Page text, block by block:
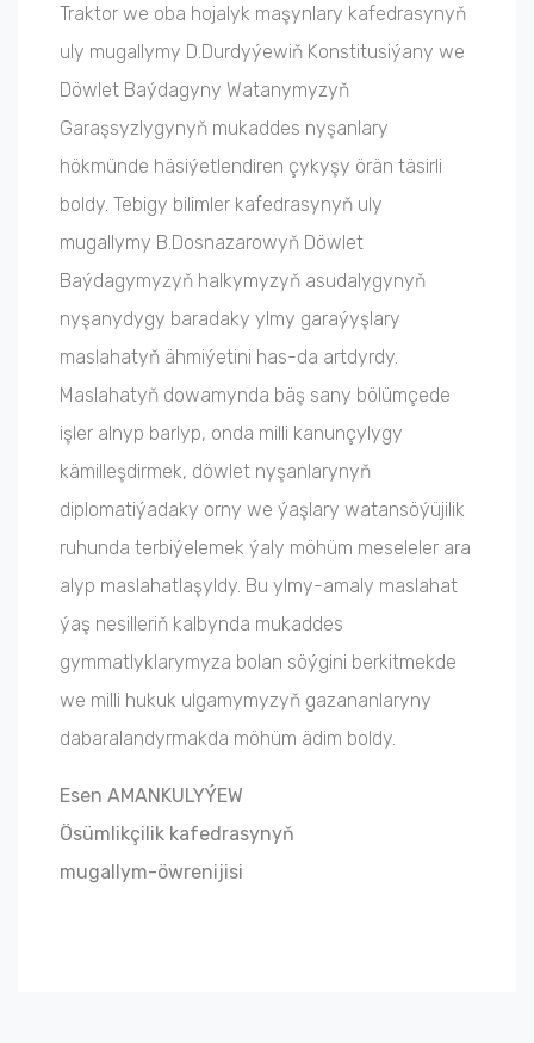
Traktor we oba hojalyk maşynlary kafedrasynyň
uly mugallymy D.Durdyýewiň Konstitusiýany we
Döwlet Baýdagyny Watanymyzyň
Garaşsyzlygynyň mukaddes nyşanlary
hökmünde häsiýetlendiren çykyşy örän täsirli
boldy. Tebigy bilimler kafedrasynyň uly
mugallymy B.Dosnazarowyň Döwlet
Baýdagymyzyň halkymyzyň asudalygynyň
nyşanydygy baradaky ylmy garaýyşlary
maslahatyň ähmiýetini has-da artdyrdy.
Maslahatyň dowamynda bäş sany bölümçede
işler alnyp barlyp, onda milli kanunçylygy
kämilleşdirmek, döwlet nyşanlarynyň
diplomatiýadaky orny we ýaşlary watansöýüjilik
ruhunda terbiýelemek ýaly möhüm meseleler ara
alyp maslahatlaşyldy. Bu ylmy-amaly maslahat
ýaş nesilleriň kalbynda mukaddes
gymmatlyklarymyza bolan söýgini berkitmekde
we milli hukuk ulgamymyzyň gazananlaryny
dabaralandyrmakda möhüm ädim boldy.
Esen AMANKULYÝEW
Ösümlikçilik kafedrasynyň
mugallym-öwrenijisi